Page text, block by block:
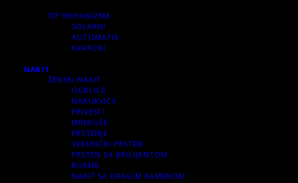
TIP MEHANIZMA
SOLARNI
AUTOMATIK
KVARCNI
NAKIT
ŽENSKI NAKIT
OGRLICE
NARUKVICE
PRIVESCI
MINĐUŠE
PRSTENJE
VERENIČKI PRSTEN
PRSTEN SA BRILIJANTOM
BURME
NAKIT SA DRAGIM KAMENOM